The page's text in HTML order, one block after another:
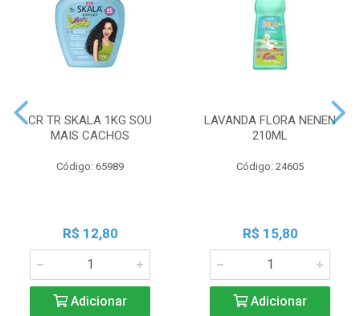
CR TR SKALA 1KG SOU
MAIS CACHOS
Código: 65989
R$ 12,80
Adicionar
LAVANDA FLORA NENEN
210ML
Código: 24605
R$ 15,80
Adicionar